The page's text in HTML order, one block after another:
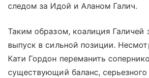
следом за Идой и Аланом Галич.
Таким образом, коалиция Галичей
выпуск в сильной позиции.
Кати Гордон переманить
существующий баланс,